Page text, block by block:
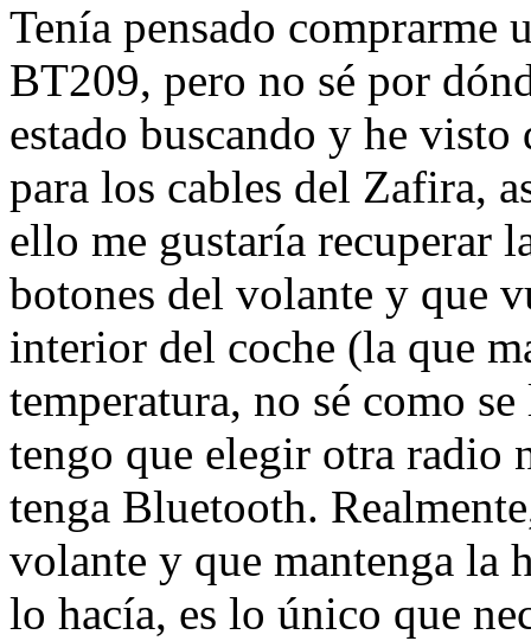
Tenía pensado
BT209, pero no sé por
estado buscando y he
para los cables del Zafira,
ello me gustaría recuperar
botones del volante y que
interior del coche (la que
temperatura, no sé como
tengo que elegir otra radio
tenga Bluetooth.
volante y que mantenga la
lo hacía, es lo único que